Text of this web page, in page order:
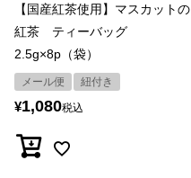
【国産紅茶使用】マスカットの
紅茶 ティーバッグ
2.5g×8p（袋）
メール便 紐付き
¥1,080税込